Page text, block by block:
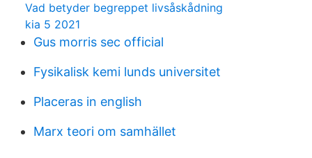
Vad betyder begreppet livsåskådning
kia 5 2021
Gus morris sec official
Fysikalisk kemi lunds universitet
Placeras in english
Marx teori om samhället